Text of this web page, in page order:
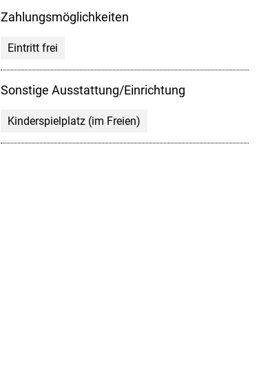
Zahlungsmöglichkeiten
Eintritt frei
Sonstige Ausstattung/Einrichtung
Kinderspielplatz (im Freien)